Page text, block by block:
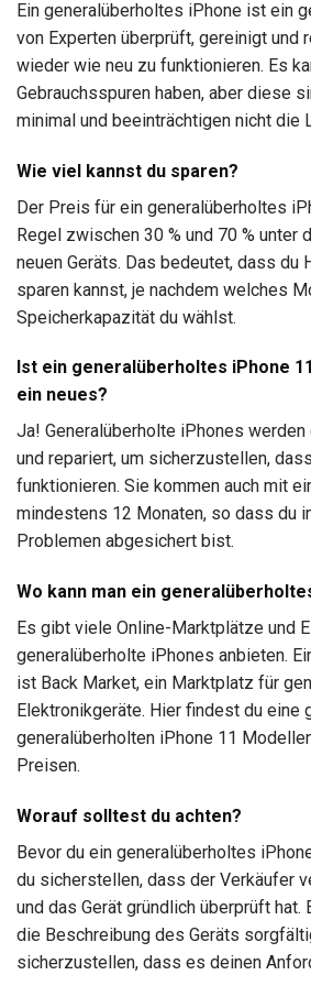
Ein generalüberholtes iPhone ist ein
von Experten überprüft, gereinigt und
wieder wie neu zu funktionieren. Es
Gebrauchsspuren haben, aber diese
minimal und beeinträchtigen nicht die
Wie viel kannst du sparen?
Der Preis für ein generalüberholtes
Regel zwischen 30 % und 70 % unter
neuen Geräts. Das bedeutet, dass du
sparen kannst, je nachdem welches
Speicherkapazität du wählst.
Ist ein generalüberholtes iPhone
ein neues?
Ja! Generalüberholte iPhones
und repariert, um sicherzustellen,
funktionieren. Sie kommen auch mit
mindestens 12 Monaten, so dass du
Problemen abgesichert bist.
Wo kann man ein
Es gibt viele Online-Marktplätze und
generalüberholte iPhones anbieten.
ist Back Market, ein Marktplatz für
Elektronikgeräte. Hier findest du eine
generalüberholten iPhone 11
Preisen.
Worauf solltest du achten?
Bevor du ein generalüberholtes
du sicherstellen, dass der Verkäufer
und das Gerät gründlich überprüft hat.
die Beschreibung des Geräts
sicherzustellen, dass es deinen